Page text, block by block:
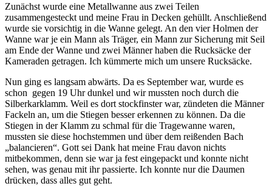
Zunächst wurde eine Metallwanne aus zwei Teilen
zusammengesteckt und meine Frau in Decken gehüllt. Anschließend
wurde sie vorsichtig in die Wanne gelegt. An den vier Holmen der
Wanne war je ein Mann als Träger, ein Mann zur Sicherung mit Seil
am Ende der Wanne und zwei Männer haben die Rucksäcke der
Kameraden getragen. Ich kümmerte mich um unsere Rucksäcke.
Nun ging es langsam abwärts. Da es September war, wurde es
schon gegen 19 Uhr dunkel und wir mussten noch durch die
Silberkarklamm. Weil es dort stockfinster war, zündeten die Männer
Fackeln an, um die Stiegen besser erkennen zu können. Da die
Stiegen in der Klamm zu schmal für die Tragewanne waren,
mussten sie diese hochstemmen und über dem reißenden Bach
balancieren . Gott sei Dank hat meine Frau davon nichts
mitbekommen, denn sie war ja fest eingepackt und konnte nicht
sehen, was genau mit ihr passierte. Ich konnte nur die Daumen
drücken, dass alles gut geht.